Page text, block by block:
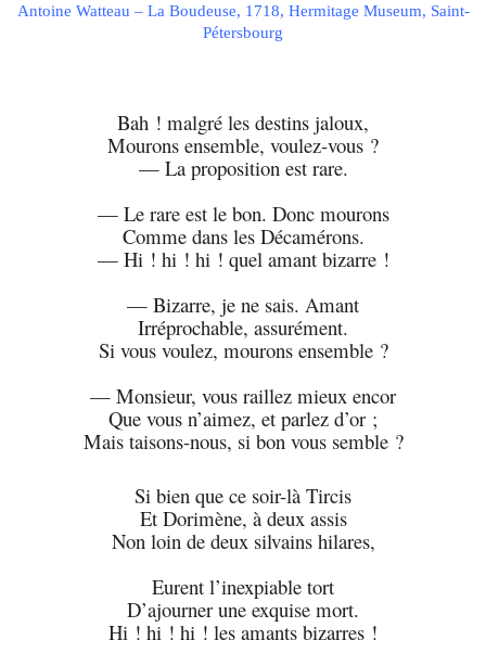
Antoine Watteau – La Boudeuse, 1718, Hermitage Museum, Saint-
Pétersbourg
Bah ! malgré les destins jaloux,
Mourons ensemble, voulez-vous ?
— La proposition est rare.
— Le rare est le bon. Donc mourons
Comme dans les Décamérons.
— Hi ! hi ! hi ! quel amant bizarre !
— Bizarre, je ne sais. Amant
Irréprochable, assurément.
Si vous voulez, mourons ensemble ?
— Monsieur, vous raillez mieux encor
Que vous n’aimez, et parlez d’or ;
Mais taisons-nous, si bon vous semble ?
Si bien que ce soir-là Tircis
Et Dorimène, à deux assis
Non loin de deux silvains hilares,
Eurent l’inexpiable tort
D’ajourner une exquise mort.
Hi ! hi ! hi ! les amants bizarres !